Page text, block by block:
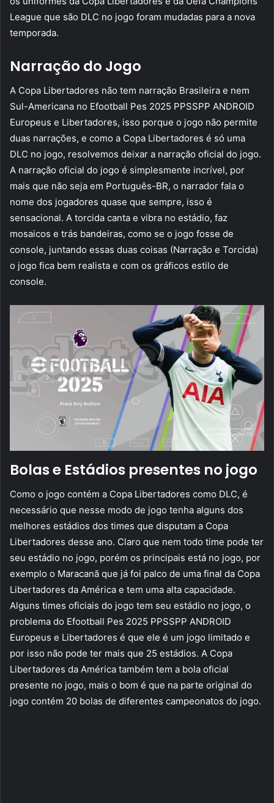
League que são DLC no jogo foram mudadas para a nova
temporada.
Narração do Jogo
A Copa Libertadores não tem narração Brasileira e nem
Sul-Americana no Efootball Pes 2025 PPSSPP ANDROID
Europeus e Libertadores, isso porque o jogo não permite
duas narrações, e como a Copa Libertadores é só uma
DLC no jogo, resolvemos deixar a narração oficial do jogo.
A narração oficial do jogo é simplesmente incrível, por
mais que não seja em Português-BR, o narrador fala o
nome dos jogadores quase que sempre, isso é
sensacional. A torcida canta e vibra no estádio, faz
mosaicos e trás bandeiras, como se o jogo fosse de
console, juntando essas duas coisas (Narração e Torcida)
o jogo fica bem realista e com os gráficos estilo de
console.
Bolas e Estádios presentes no jogo
Como o jogo contém a Copa Libertadores como DLC, é
necessário que nesse modo de jogo tenha alguns dos
melhores estádios dos times que disputam a Copa
Libertadores desse ano. Claro que nem todo time pode ter
seu estádio no jogo, porém os principais está no jogo, por
exemplo o Maracanã que já foi palco de uma final da Copa
Libertadores da América e tem uma alta capacidade.
Alguns times oficiais do jogo tem seu estádio no jogo, o
problema do Efootball Pes 2025 PPSSPP ANDROID
Europeus e Libertadores é que ele é um jogo limitado e
por isso não pode ter mais que 25 estádios. A Copa
Libertadores da América também tem a bola oficial
presente no jogo, mais o bom é que na parte original do
jogo contém 20 bolas de diferentes campeonatos do jogo.